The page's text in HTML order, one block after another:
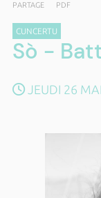
PARTAGE PDF
CUNCERTU
Sò -
JEUDI 26